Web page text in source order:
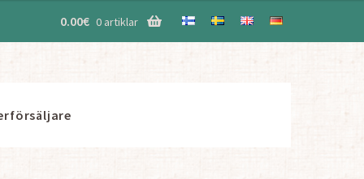
0.00€ 0 artiklar